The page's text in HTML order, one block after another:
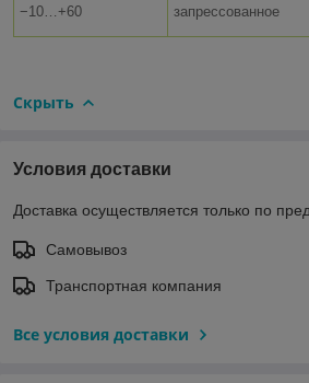
−10…+60
запрессованное
Скрыть
Условия доставки
Доставка осуществляется только по
Самовывоз
Транспортная компания
Все условия доставки